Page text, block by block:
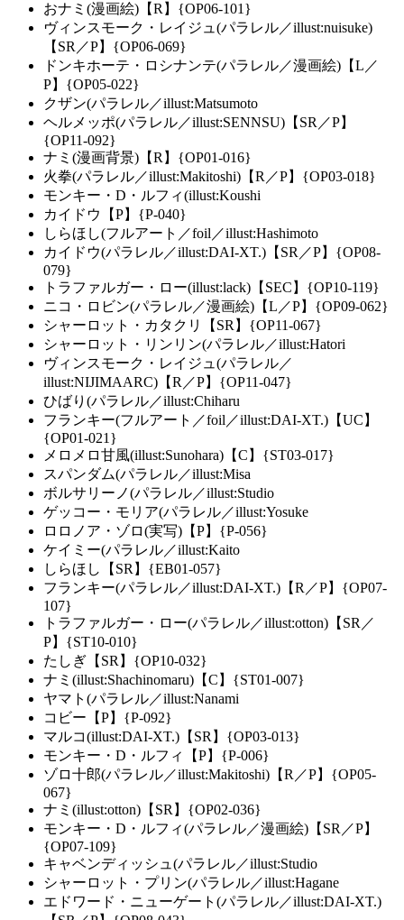
おナミ(漫画絵)【R】{OP06-101}
ヴィンスモーク・レイジュ(パラレル／illust:nuisuke)
【SR／P】{OP06-069}
ドンキホーテ・ロシナンテ(パラレル／漫画絵)【L／
P】{OP05-022}
クザン(パラレル／illust:Matsumoto
ヘルメッポ(パラレル／illust:SENNSU)【SR／P】
{OP11-092}
ナミ(漫画背景)【R】{OP01-016}
火拳(パラレル／illust:Makitoshi)【R／P】{OP03-018}
モンキー・D・ルフィ(illust:Koushi
カイドウ【P】{P-040}
しらほし(フルアート／foil／illust:Hashimoto
カイドウ(パラレル／illust:DAI-XT.)【SR／P】{OP08-
079}
トラファルガー・ロー(illust:lack)【SEC】{OP10-119}
ニコ・ロビン(パラレル／漫画絵)【L／P】{OP09-062}
シャーロット・カタクリ【SR】{OP11-067}
シャーロット・リンリン(パラレル／illust:Hatori
ヴィンスモーク・レイジュ(パラレル／
illust:NIJIMAARC)【R／P】{OP11-047}
ひばり(パラレル／illust:Chiharu
フランキー(フルアート／foil／illust:DAI-XT.)【UC】
{OP01-021}
メロメロ甘風(illust:Sunohara)【C】{ST03-017}
スパンダム(パラレル／illust:Misa
ボルサリーノ(パラレル／illust:Studio
ゲッコー・モリア(パラレル／illust:Yosuke
ロロノア・ゾロ(実写)【P】{P-056}
ケイミー(パラレル／illust:Kaito
しらほし【SR】{EB01-057}
フランキー(パラレル／illust:DAI-XT.)【R／P】{OP07-
107}
トラファルガー・ロー(パラレル／illust:otton)【SR／
P】{ST10-010}
たしぎ【SR】{OP10-032}
ナミ(illust:Shachinomaru)【C】{ST01-007}
ヤマト(パラレル／illust:Nanami
コビー【P】{P-092}
マルコ(illust:DAI-XT.)【SR】{OP03-013}
モンキー・D・ルフィ【P】{P-006}
ゾロ十郎(パラレル／illust:Makitoshi)【R／P】{OP05-
067}
ナミ(illust:otton)【SR】{OP02-036}
モンキー・D・ルフィ(パラレル／漫画絵)【SR／P】
{OP07-109}
キャベンディッシュ(パラレル／illust:Studio
シャーロット・プリン(パラレル／illust:Hagane
エドワード・ニューゲート(パラレル／illust:DAI-XT.)